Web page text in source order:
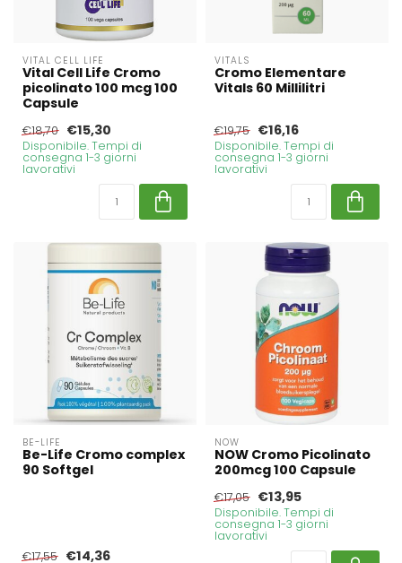
VITAL CELL LIFE
Vital Cell Life Cromo
picolinato 100 mcg 100
Capsule
€18,70 €15,30
Disponibile. Tempi di
consegna 1-3 giorni
lavorativi
VITALS
Cromo Elementare
Vitals 60 Millilitri
€19,75 €16,16
Disponibile. Tempi di
consegna 1-3 giorni
lavorativi
BE-LIFE
Be-Life Cromo complex
90 Softgel
€17,55 €14,36
NOW
NOW Cromo Picolinato
200mcg 100 Capsule
€17,05 €13,95
Disponibile. Tempi di
consegna 1-3 giorni
lavorativi